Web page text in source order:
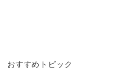
おすすめトピック